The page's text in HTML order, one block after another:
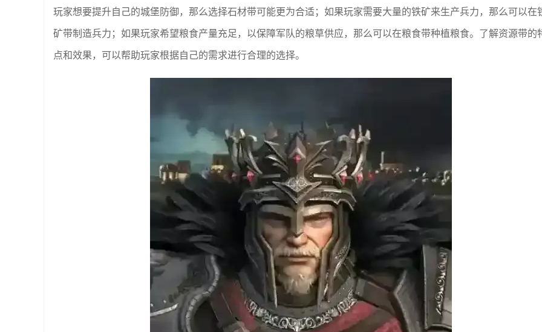
玩家想要提升自己的城堡防御，那么选择石材带可能更为合适；如果玩家需要大量的铁矿来生产兵力，那么可以在
矿带制造兵力；如果玩家希望粮食产量充足，以保障军队的粮草供应，那么可以在粮食带种植粮食。了解资源带的
点和效果，可以帮助玩家根据自己的需求进行合理的选择。